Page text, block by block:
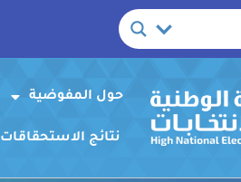
حول المفوضية
نتائج الاستحقاقات